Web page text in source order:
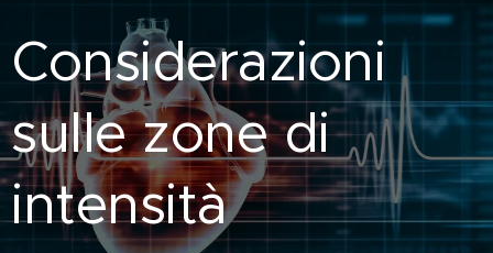
Considerazioni
sulle zone di
intensità